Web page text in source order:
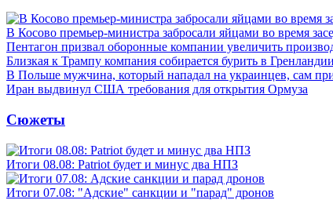
В Косово премьер-министра забросали яйцами во время
Пентагон призвал оборонные компании увеличить
Близкая к Трампу компания собирается бурить в
В Польше мужчина, который нападал на украинцев, сам
Иран выдвинул США требования для открытия Ормуза
Сюжеты
Итоги 08.08: Patriot будет и минус два НПЗ
Итоги 07.08: "Адские" санкции и "парад" дронов